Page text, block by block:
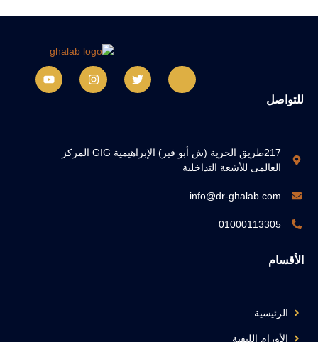
للتواصل
217طريق الحرية (ش أبو قير) الإبراهيمية GIG المركز
العالمى للأشعة التداخلية
info@dr-ghalab.com
01000113305
الأقسام
الرئيسية
الأورام الليفية